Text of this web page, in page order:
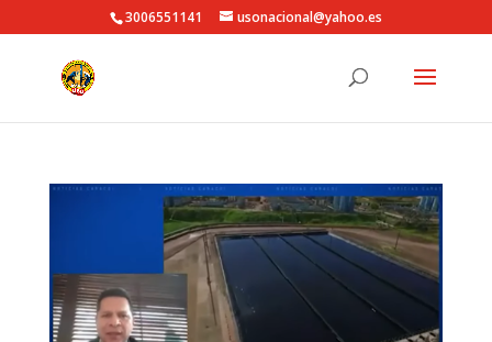
3006551141 usonacional@yahoo.es